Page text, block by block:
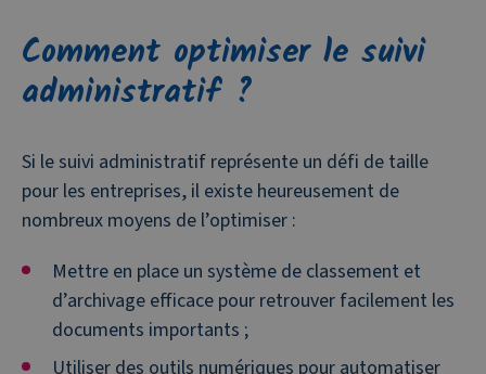
Comment optimiser le suivi
administratif ?
Si le suivi administratif représente un défi de taille
pour les entreprises, il existe heureusement de
nombreux moyens de l’optimiser :
Mettre en place un système de classement et
d’archivage efficace pour retrouver facilement les
documents importants ;
Utiliser des outils numériques pour automatiser